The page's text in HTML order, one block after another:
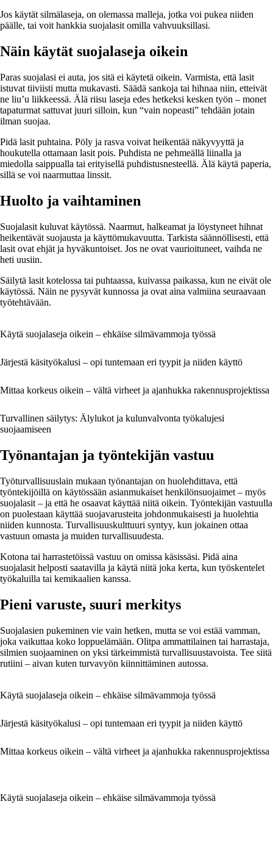
Jos käytät silmälaseja, on olemassa malleja, jotka voi pukea niiden
päälle, tai voit hankkia suojalasit omilla vahvuuksillasi.
Näin käytät suojalaseja oikein
Paras suojalasi ei auta, jos sitä ei käytetä oikein. Varmista, että lasit
istuvat tiiviisti mutta mukavasti. Säädä sankoja tai hihnaa niin, etteivät
ne liu’u liikkeessä. Älä riisu laseja edes hetkeksi kesken työn – monet
tapaturmat sattuvat juuri silloin, kun “vain nopeasti” tehdään jotain
ilman suojaa.
Pidä lasit puhtaina. Pöly ja rasva voivat heikentää näkyvyyttä ja
houkutella ottamaan lasit pois. Puhdista ne pehmeällä liinalla ja
miedolla saippualla tai erityisellä puhdistusnesteellä. Älä käytä paperia,
sillä se voi naarmuttaa linssit.
Huolto ja vaihtaminen
Suojalasit kuluvat käytössä. Naarmut, halkeamat ja löystyneet hihnat
heikentävät suojausta ja käyttömukavuutta. Tarkista säännöllisesti, että
lasit ovat ehjät ja hyväkuntoiset. Jos ne ovat vaurioituneet, vaihda ne
heti uusiin.
Säilytä lasit kotelossa tai puhtaassa, kuivassa paikassa, kun ne eivät ole
käytössä. Näin ne pysyvät kunnossa ja ovat aina valmiina seuraavaan
työtehtävään.
Käytä suojalaseja oikein – ehkäise silmävammoja työssä
Järjestä käsityökalusi – opi tuntemaan eri tyypit ja niiden käyttö
Mittaa korkeus oikein – vältä virheet ja ajanhukka rakennusprojektissa
Turvallinen säilytys: Älylukot ja kulunvalvonta työkalujesi
suojaamiseen
Työnantajan ja työntekijän vastuu
Työturvallisuuslain mukaan työnantajan on huolehdittava, että
työntekijöillä on käytössään asianmukaiset henkilönsuojaimet – myös
suojalasit – ja että he osaavat käyttää niitä oikein. Työntekijän vastuulla
on puolestaan käyttää suojavarusteita johdonmukaisesti ja huolehtia
niiden kunnosta. Turvallisuuskulttuuri syntyy, kun jokainen ottaa
vastuun omasta ja muiden turvallisuudesta.
Kotona tai harrastetöissä vastuu on omissa käsissäsi. Pidä aina
suojalasit helposti saatavilla ja käytä niitä joka kerta, kun työskentelet
työkaluilla tai kemikaalien kanssa.
Pieni varuste, suuri merkitys
Suojalasien pukeminen vie vain hetken, mutta se voi estää vamman,
joka vaikuttaa koko loppuelämään. Olitpa ammattilainen tai harrastaja,
silmien suojaaminen on yksi tärkeimmistä turvallisuustavoista. Tee siitä
rutiini – aivan kuten turvavyön kiinnittäminen autossa.
Käytä suojalaseja oikein – ehkäise silmävammoja työssä
Järjestä käsityökalusi – opi tuntemaan eri tyypit ja niiden käyttö
Mittaa korkeus oikein – vältä virheet ja ajanhukka rakennusprojektissa
Käytä suojalaseja oikein – ehkäise silmävammoja työssä